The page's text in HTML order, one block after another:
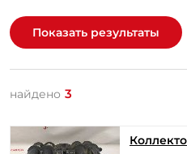
Показать результаты
найдено 3